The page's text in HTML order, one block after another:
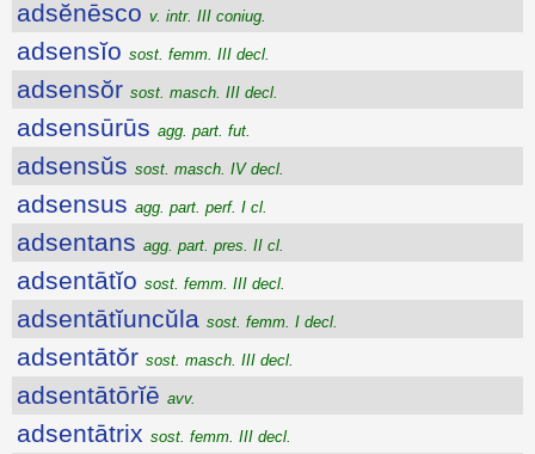
adsĕnēsco v. intr. III coniug.
adsensĭo sost. femm. III decl.
adsensŏr sost. masch. III decl.
adsensūrūs agg. part. fut.
adsensŭs sost. masch. IV decl.
adsensus agg. part. perf. I cl.
adsentans agg. part. pres. II cl.
adsentātĭo sost. femm. III decl.
adsentātĭuncŭla sost. femm. I decl.
adsentātŏr sost. masch. III decl.
adsentātōrĭē avv.
adsentātrix sost. femm. III decl.